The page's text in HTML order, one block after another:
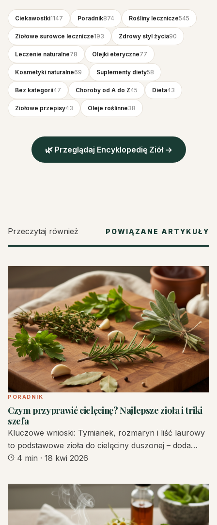
Ciekawostki1147 Poradnik874 Rośliny lecznicze545
Ziołowe surowce lecznicze193 Zdrowy styl życia90
Leczenie naturalne78 Olejki eteryczne77
Kosmetyki naturalne69 Suplementy diety58
Bez kategorii47 Choroby od A do Z45 Dieta43
Ziołowe przepisy43 Oleje roślinne38
🌿 Przeglądaj Encyklopedię Ziół →
Przeczytaj również POWIĄZANE ARTYKUŁY
PORADNIK
Czym przyprawić cielęcinę? Najlepsze zioła i triki
szefa
Kluczowe wnioski: Tymianek, rozmaryn i liść laurowy
to podstawowe zioła do cielęciny duszonej – doda…
4 min · 18 kwi 2026